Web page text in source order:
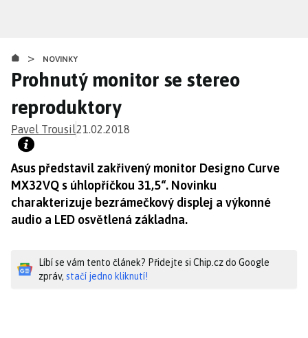
obsahu
> NOVINKY
Prohnutý monitor se stereo
reproduktory
Pavel Trousil21.02.2018
Asus představil zakřivený monitor Designo Curve
MX32VQ s úhlopříčkou 31,5“. Novinku
charakterizuje bezrámečkový displej a výkonné
audio a LED osvětlená základna.
Líbí se vám tento článek? Přidejte si Chip.cz do Google
zpráv, stačí jedno kliknutí!